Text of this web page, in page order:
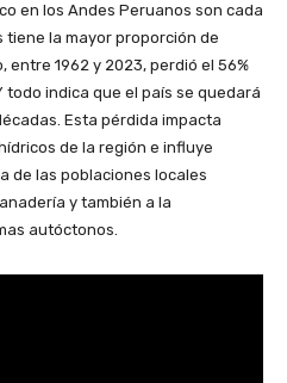
en los Andes Peruanos son cada
tiene la mayor proporción de
1962 y 2023, perdió el 56%
indica que el país se quedará
Esta pérdida impacta
de la región e influye
de las poblaciones locales
y también a la
autóctonos.